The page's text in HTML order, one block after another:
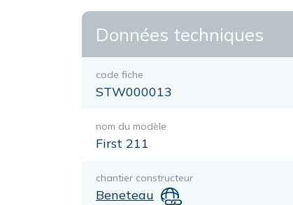
Données techniques
code fiche
STW000013
nom du modèle
First 211
chantier constructeur
Beneteau